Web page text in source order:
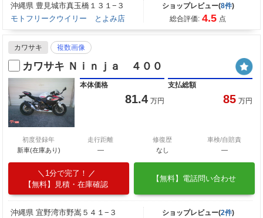
沖縄県 豊見城市真玉橋１３１−３
モトフリークウイリー とよみ店
ショップレビュー(8件)
総合評価: 4.5 点
カワサキ 複数画像
カワサキ Ｎｉｎｊａ ４００
本体価格
81.4 万円
支払総額
85 万円
初度登録年
新車(在庫あり)
走行距離
―
修復歴
なし
車検/自賠責
―
1分で完了！
【無料】見積・在庫確認
【無料】電話問い合わせ
沖縄県 宜野湾市野嵩５４１−３
ショップレビュー(2件)